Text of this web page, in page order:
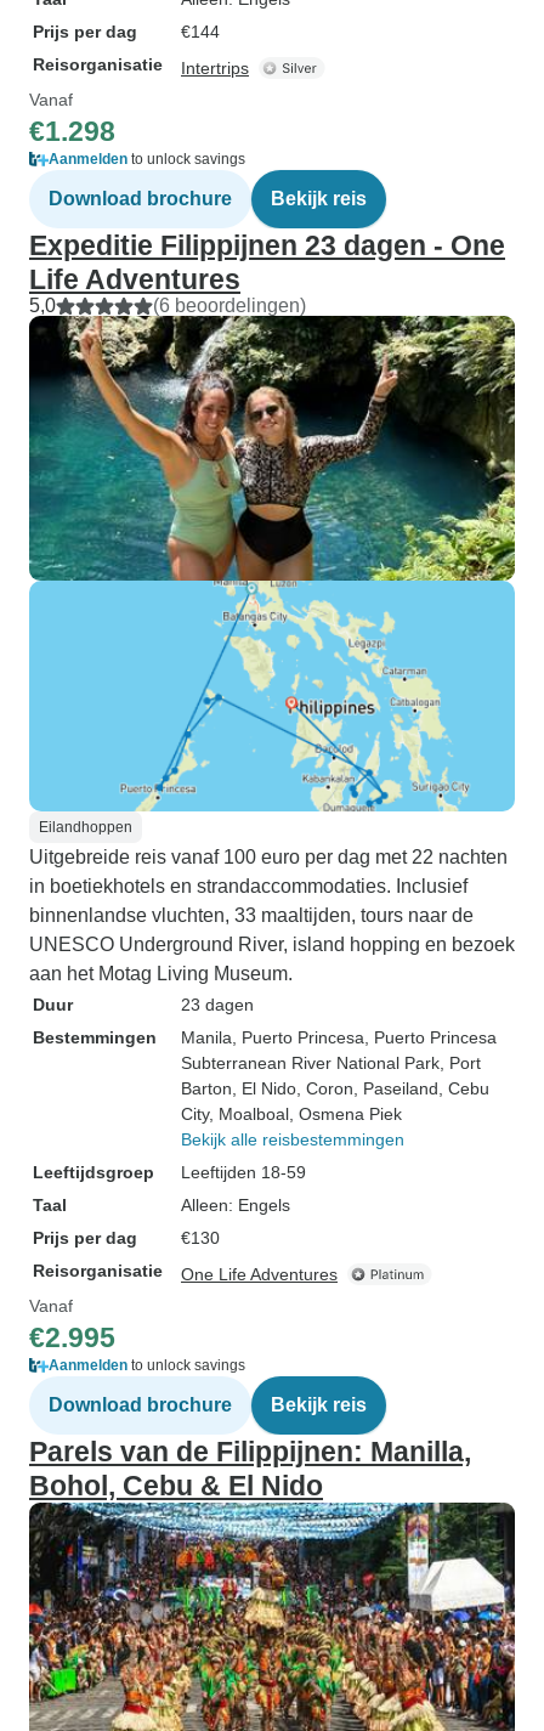
Prijs per dag
€144
Reisorganisatie
Intertrips
Vanaf
€1.298
Aanmelden to unlock savings
Download brochure Bekijk reis
Expeditie Filippijnen 23 dagen - One
Life Adventures
5,0 (6 beoordelingen)
Eilandhoppen
Uitgebreide reis vanaf 100 euro per dag met 22 nachten
in boetiekhotels en strandaccommodaties. Inclusief
binnenlandse vluchten, 33 maaltijden, tours naar de
UNESCO Underground River, island hopping en bezoek
aan het Motag Living Museum.
Duur
23 dagen
Bestemmingen
Manila , Puerto Princesa , Puerto Princesa
Subterranean River National Park , Port
Barton , El Nido , Coron , Paseiland , Cebu
City, Moalboal , Osmena Piek
Bekijk alle reisbestemmingen
Leeftijdsgroep
Leeftijden 18-59
Taal
Alleen: Engels
Prijs per dag
€130
Reisorganisatie
One Life Adventures
Vanaf
€2.995
Aanmelden to unlock savings
Download brochure Bekijk reis
Parels van de Filippijnen: Manilla,
Bohol, Cebu & El Nido